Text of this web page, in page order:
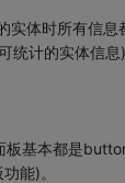
体时所有信息
计的实体信息)
基本都是
能)。